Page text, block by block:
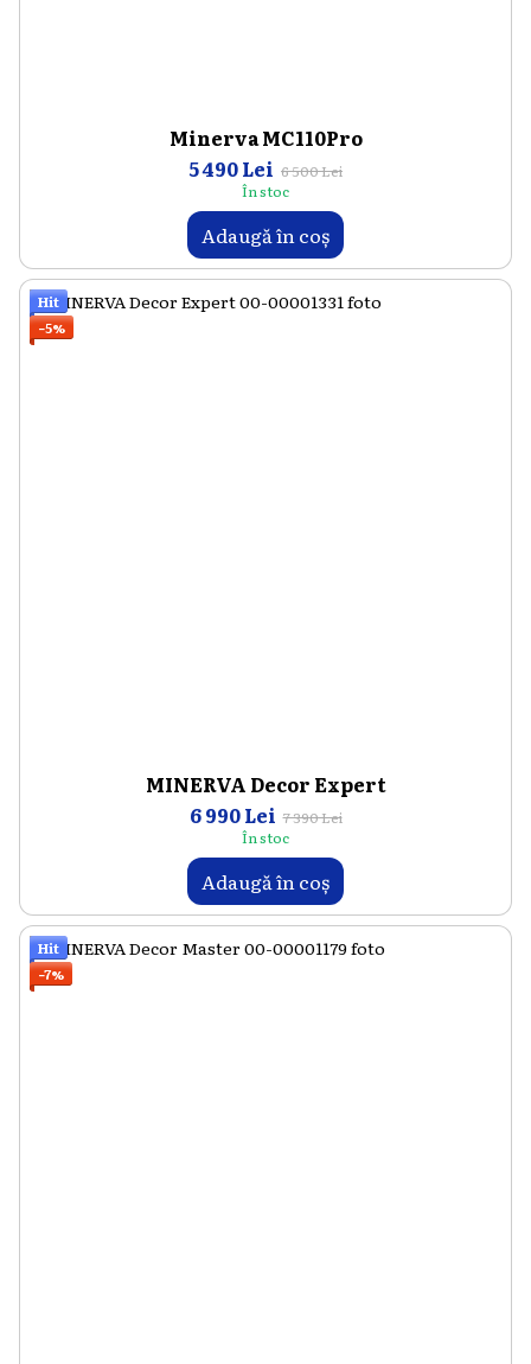
Minerva MC110Pro
5 490 Lei 6 500 Lei
În stoc
Adaugă în coș
Hit
−5%
MINERVA Decor Expert
6 990 Lei 7 390 Lei
În stoc
Adaugă în coș
Hit
−7%